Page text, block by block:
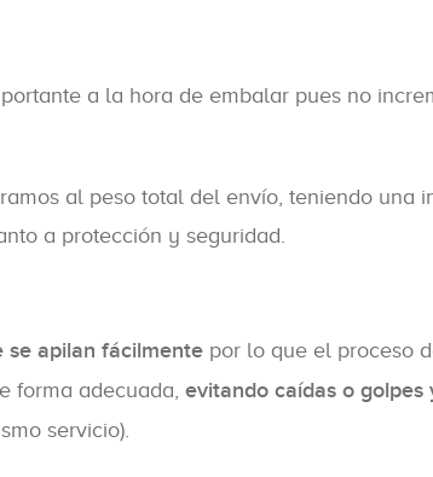
a la hora de embalar pues no
al peso total del envío, teniendo
a protección y seguridad.
se apilan fácilmente por lo que el proceso
forma adecuada, evitando caídas o
servicio).